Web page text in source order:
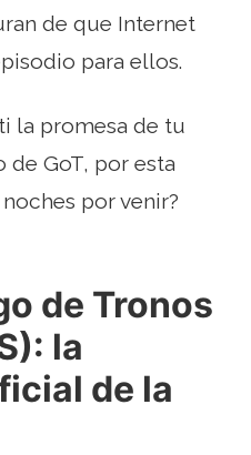
de que Internet
para ellos.
la promesa de tu
de GoT, por esta
por venir?
de Tronos
la
de la